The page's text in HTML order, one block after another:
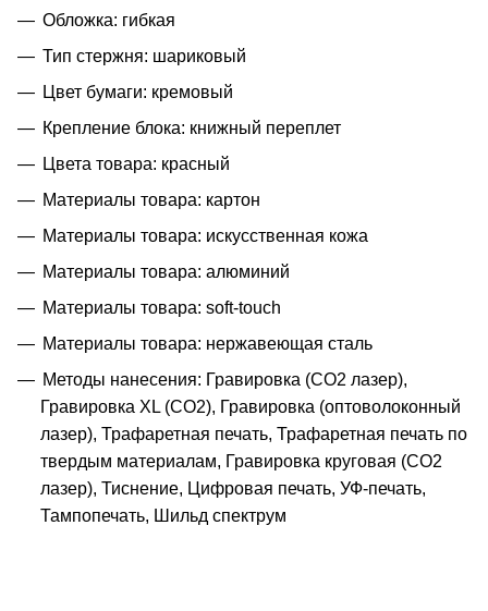
Обложка: гибкая
Тип стержня: шариковый
Цвет бумаги: кремовый
Крепление блока: книжный переплет
Цвета товара: красный
Материалы товара: картон
Материалы товара: искусственная кожа
Материалы товара: алюминий
Материалы товара: soft-touch
Материалы товара: нержавеющая cталь
Методы нанесения: Гравировка (CO2 лазер),
Гравировка XL (СО2), Гравировка (оптоволоконный
лазер), Трафаретная печать, Трафаретная печать по
твердым материалам, Гравировка круговая (CO2
лазер), Тиснение, Цифровая печать, УФ-печать,
Тампопечать, Шильд спектрум